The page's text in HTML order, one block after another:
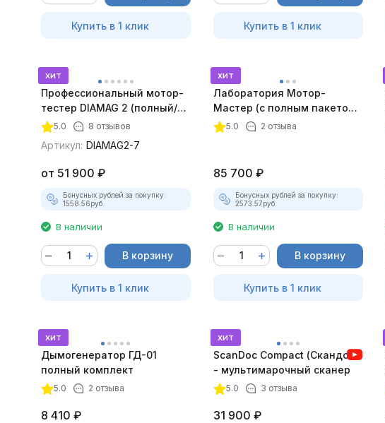
Купить в 1 клик Купить в 1 клик
хит
Профессиональный мотор-
тестер DIAMAG 2 (полный/
максимальный комплект)
5.0 8 отзывов
Артикул: DIAMAG2-7
от 51 900 ₽
Бонусных рублей за покупку:
1558.56руб.
В наличии
В корзину
Купить в 1 клик
хит
Лаборатория Мотор-
Мастер (с полным пакетом
лицензий)
5.0 2 отзыва
85 700 ₽
Бонусных рублей за покупку:
2573.57руб.
В наличии
В корзину
Купить в 1 клик
хит
Дымогенератор ГД-01
полный комплект
5.0 2 отзыва
8 410 ₽
хит
ScanDoc Compact (Скандок)
- мультимарочный сканер
5.0 3 отзыва
31 900 ₽